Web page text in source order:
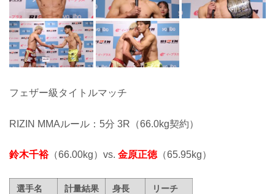
フェザー級タイトルマッチ
RIZIN MMAルール：5分 3R（66.0kg契約）
鈴木千裕（66.00kg）vs. 金原正徳（65.95kg）
選手名 計量結果 身長
リーチ